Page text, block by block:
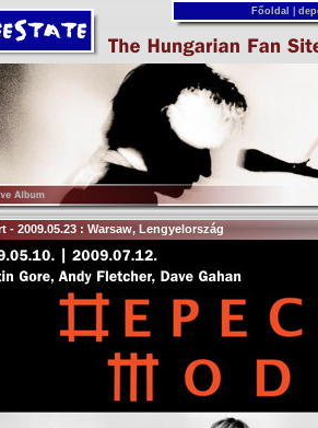
Főoldal
- 2009.05.23 : Warsaw, Lengyelország